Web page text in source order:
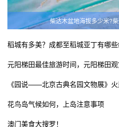
柴达木盆地海拔多少米?
稻城有多美？成都至稻城亚丁有哪些
元阳梯田最佳旅游时间，元阳梯田
花鸟岛气候如何，上岛注意事项
澳门美食大搜罗！